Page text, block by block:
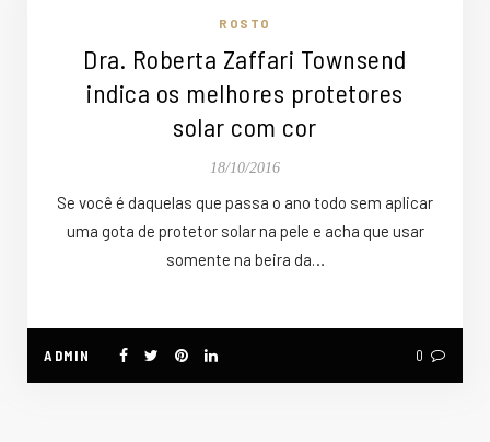
ROSTO
Dra. Roberta Zaffari Townsend
indica os melhores protetores
solar com cor
18/10/2016
Se você é daquelas que passa o ano todo sem aplicar
uma gota de protetor solar na pele e acha que usar
somente na beira da…
ADMIN 0